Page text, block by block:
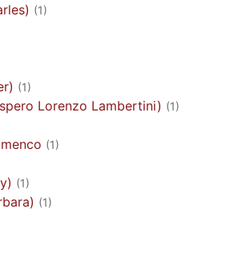
(1)
(1)
Lorenzo Lambertini) (1)
(1)
(1)
(1)